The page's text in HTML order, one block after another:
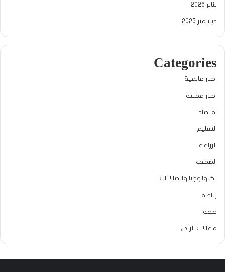
يناير 2026
ديسمبر 2025
Categories
اخبار عالمية
اخبار محلية
اقتصاد
التعليم
الزراعة
الصحف
تكنولوجيا واتصالاتات
رياضة
صحة
مقالات الرأي